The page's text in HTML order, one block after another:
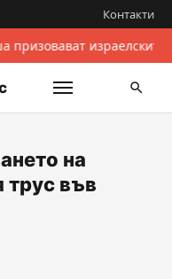
Контакти
призовават
на
трус във